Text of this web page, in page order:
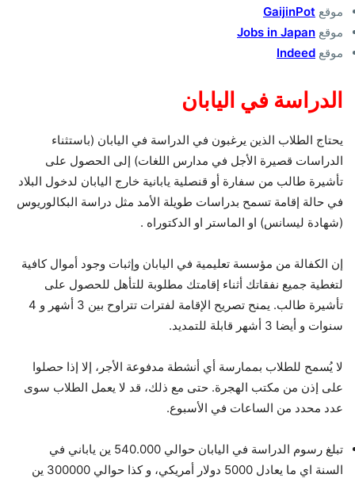
موقع GaijinPot
موقع Jobs in Japan
موقع Indeed
الدراسة في اليابان
يحتاج الطلاب الذين يرغبون في الدراسة في اليابان (باستثناء
الدراسات قصيرة الأجل في مدارس اللغات) إلى الحصول على
تأشيرة طالب من سفارة أو قنصلية يابانية خارج اليابان لدخول البلاد
في حالة إقامة تسمح بدراسات طويلة الأمد مثل دراسة البكالوريوس
(شهادة ليسانس) او الماستر او الدكتوراه .
إن الكفالة من مؤسسة تعليمية في اليابان وإثبات وجود أموال كافية
لتغطية جميع نفقاتك أثناء إقامتك مطلوبة للتأهل للحصول على
تأشيرة طالب. يمنح تصريح الإقامة لفترات تتراوح بين 3 أشهر و 4
سنوات و أيضا 3 أشهر قابلة للتمديد.
لا يُسمح للطلاب بممارسة أي أنشطة مدفوعة الأجر، إلا إذا حصلوا
على إذن من مكتب الهجرة. حتى مع ذلك، قد لا يعمل الطلاب سوى
عدد محدد من الساعات في الأسبوع.
تبلغ رسوم الدراسة في اليابان حوالي 540.000 ين ياباني في
السنة اي ما يعادل 5000 دولار أمريكي، و كذا حوالي 300000 ين